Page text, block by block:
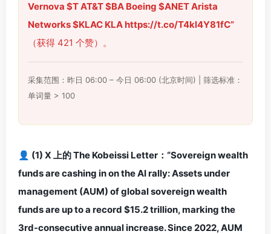
Vernova $T AT&T $BA Boeing $ANET Arista
Networks $KLAC KLA https://t.co/T4kl4Y81fC”
（获得 421 个赞）。
采集范围：昨日 06:00 – 今日 06:00 (北京时间) | 筛选标准：
单词量 > 100
👤 (1) X 上的 The Kobeissi Letter：“Sovereign wealth
funds are cashing in on the AI rally: Assets under
management (AUM) of global sovereign wealth
funds are up to a record $15.2 trillion, marking the
3rd-consecutive annual increase. Since 2022, AUM